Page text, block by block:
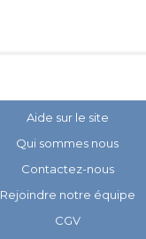
Aide sur le site
Qui sommes nous
Contactez-nous
Rejoindre notre équipe
CGV